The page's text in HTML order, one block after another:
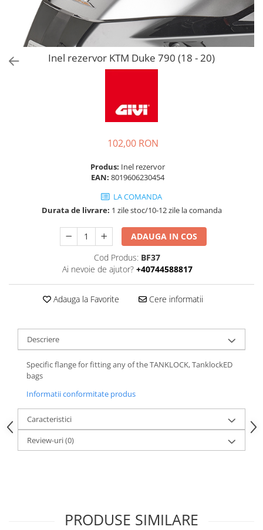
Inel rezervor KTM Duke 790 (18 - 20)
102,00 RON
Produs: Inel rezervor
EAN: 8019606230454
LA COMANDA
Durata de livrare: 1 zile stoc/10-12 zile la comanda
ADAUGA IN COS
Cod Produs: BF37
Ai nevoie de ajutor? +40744588817
Adauga la Favorite Cere informatii
Descriere
Specific flange for fitting any of the TANKLOCK, TanklockED
bags
Informatii conformitate produs
Caracteristici
Review-uri(0)
PRODUSE SIMILARE